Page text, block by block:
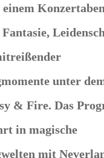
einem
unter
& Fire. Das
in magische
mit